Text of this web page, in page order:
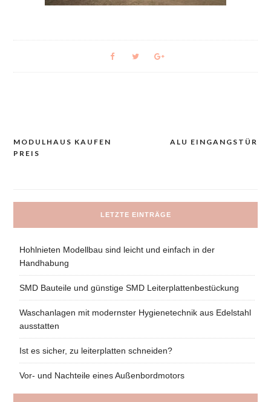
Navigacija
MODULHAUS KAUFEN
PREIS
ALU EINGANGSTÜR
LETZTE EINTRÄGE
Hohlnieten Modellbau sind leicht und einfach in der
Handhabung
SMD Bauteile und günstige SMD Leiterplattenbestückung
Waschanlagen mit modernster Hygienetechnik aus Edelstahl
ausstatten
Ist es sicher, zu leiterplatten schneiden?
Vor- und Nachteile eines Außenbordmotors